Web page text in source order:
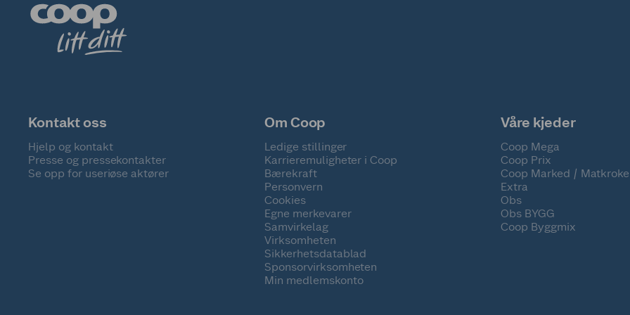
Kontakt oss
Hjelp og kontakt
Presse og pressekontakter
Se opp for useriøse aktører
Om Coop
Ledige stillinger
Karrieremuligheter i Coop
Bærekraft
Personvern
Cookies
Egne merkevarer
Samvirkelag
Virksomheten
Sikkerhetsdatablad
Sponsorvirksomheten
Min medlemskonto
Våre kjeder
Coop Mega
Coop Prix
Coop Marked /
Extra
Obs
Obs BYGG
Coop Byggmix